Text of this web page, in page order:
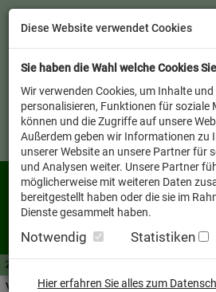
Zutaten A-Z
Verkäufer vor Ort
Diese Website verwendet Cookies
Sie haben die Wahl welche Cookies
Wir verwenden Cookies, um Inhalte und
personalisieren, Funktionen für soziale
können und die Zugriffe auf unsere
Außerdem geben wir Informationen zu
unserer Website an unsere Partner für
und Analysen weiter. Unsere Partner
möglicherweise mit weiteren Daten
bereitgestellt haben oder die sie im
Dienste gesammelt haben.
Notwendig Statistiken
Hier erfahren Sie alles zum